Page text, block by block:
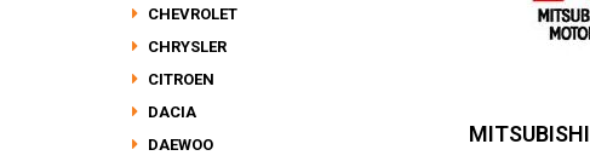
CHEVROLET
CHRYSLER
CITROEN
DACIA
DAEWOO
MITSUBISHI